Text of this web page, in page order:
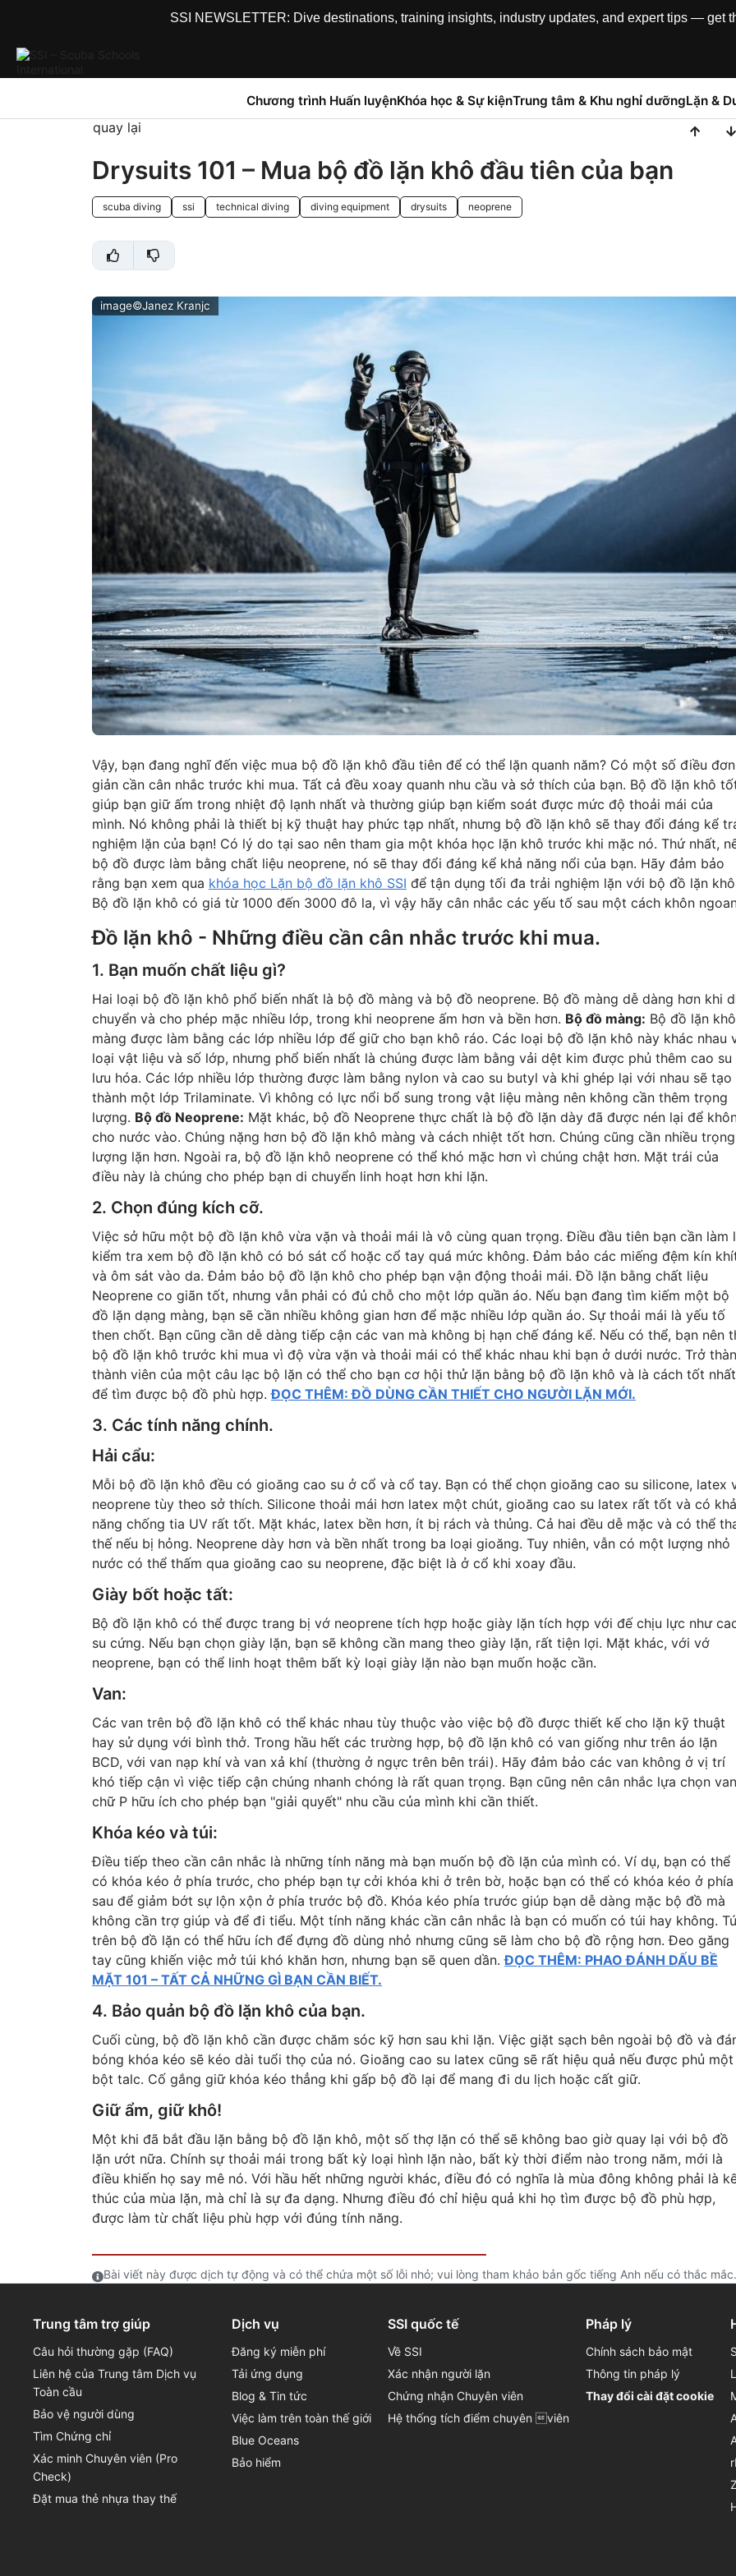
SSI NEWSLETTER: Dive destinations, training insights, industry updates, and expert tips — get
Chương trình Huấn luyệnKhóa học & Sự kiệnTrung tâm & Khu nghỉ dưỡngLặn &
quay lại
Drysuits 101 – Mua bộ đồ lặn khô đầu tiên của bạn
scuba diving ssi technical diving diving equipment drysuits neoprene
image©Janez Kranjc
Vậy, bạn đang nghĩ đến việc mua bộ đồ lặn khô đầu tiên để có thể lặn quanh năm? Có một số điều đơn
giản cần cân nhắc trước khi mua. Tất cả đều xoay quanh nhu cầu và sở thích của bạn. Bộ đồ lặn khô
giúp bạn giữ ấm trong nhiệt độ lạnh nhất và thường giúp bạn kiểm soát được mức độ thoải mái của
mình. Nó không phải là thiết bị kỹ thuật hay phức tạp nhất, nhưng bộ đồ lặn khô sẽ thay đổi đáng kể
nghiệm lặn của bạn! Có lý do tại sao nên tham gia một khóa học lặn khô trước khi mặc nó. Thứ nhất,
bộ đồ được làm bằng chất liệu neoprene, nó sẽ thay đổi đáng kể khả năng nổi của bạn. Hãy đảm bảo
rằng bạn xem qua khóa học Lặn bộ đồ lặn khô SSI để tận dụng tối đa trải nghiệm lặn với bộ đồ lặn
Bộ đồ lặn khô có giá từ 1000 đến 3000 đô la, vì vậy hãy cân nhắc các yếu tố sau một cách khôn
Đồ lặn khô - Những điều cần cân nhắc trước khi mua.
1. Bạn muốn chất liệu gì?
Hai loại bộ đồ lặn khô phổ biến nhất là bộ đồ màng và bộ đồ neoprene. Bộ đồ màng dễ dàng hơn khi
chuyển và cho phép mặc nhiều lớp, trong khi neoprene ấm hơn và bền hơn. Bộ đồ màng: Bộ đồ lặn khô
màng được làm bằng các lớp nhiều lớp để giữ cho bạn khô ráo. Các loại bộ đồ lặn khô này khác nhau
loại vật liệu và số lớp, nhưng phổ biến nhất là chúng được làm bằng vải dệt kim được phủ thêm cao su
lưu hóa. Các lớp nhiều lớp thường được làm bằng nylon và cao su butyl và khi ghép lại với nhau sẽ tạo
thành một lớp Trilaminate. Vì không có lực nổi bổ sung trong vật liệu màng nên không cần thêm trọng
lượng. Bộ đồ Neoprene: Mặt khác, bộ đồ Neoprene thực chất là bộ đồ lặn dày đã được nén lại để
cho nước vào. Chúng nặng hơn bộ đồ lặn khô màng và cách nhiệt tốt hơn. Chúng cũng cần nhiều trọng
lượng lặn hơn. Ngoài ra, bộ đồ lặn khô neoprene có thể khó mặc hơn vì chúng chật hơn. Mặt trái của
điều này là chúng cho phép bạn di chuyển linh hoạt hơn khi lặn.
2. Chọn đúng kích cỡ.
Việc sở hữu một bộ đồ lặn khô vừa vặn và thoải mái là vô cùng quan trọng. Điều đầu tiên bạn cần làm
kiểm tra xem bộ đồ lặn khô có bó sát cổ hoặc cổ tay quá mức không. Đảm bảo các miếng đệm kín
và ôm sát vào da. Đảm bảo bộ đồ lặn khô cho phép bạn vận động thoải mái. Đồ lặn bằng chất liệu
Neoprene co giãn tốt, nhưng vẫn phải có đủ chỗ cho một lớp quần áo. Nếu bạn đang tìm kiếm một bộ
đồ lặn dạng màng, bạn sẽ cần nhiều không gian hơn để mặc nhiều lớp quần áo. Sự thoải mái là yếu tố
then chốt. Bạn cũng cần dễ dàng tiếp cận các van mà không bị hạn chế đáng kể. Nếu có thể, bạn nên
bộ đồ lặn khô trước khi mua vì độ vừa vặn và thoải mái có thể khác nhau khi bạn ở dưới nước. Trở
thành viên của một câu lạc bộ lặn có thể cho bạn cơ hội thử lặn bằng bộ đồ lặn khô và là cách tốt nhất
để tìm được bộ đồ phù hợp.ĐỌC THÊM: ĐỒ DÙNG CẦN THIẾT CHO NGƯỜI LẶN MỚI.
3. Các tính năng chính.
Hải cẩu:
Mỗi bộ đồ lặn khô đều có gioăng cao su ở cổ và cổ tay. Bạn có thể chọn gioăng cao su silicone, latex
neoprene tùy theo sở thích. Silicone thoải mái hơn latex một chút, gioăng cao su latex rất tốt và có khả
năng chống tia UV rất tốt. Mặt khác, latex bền hơn, ít bị rách và thủng. Cả hai đều dễ mặc và có thể
thế nếu bị hỏng. Neoprene dày hơn và bền nhất trong ba loại gioăng. Tuy nhiên, vẫn có một lượng nhỏ
nước có thể thấm qua gioăng cao su neoprene, đặc biệt là ở cổ khi xoay đầu.
Giày bốt hoặc tất:
Bộ đồ lặn khô có thể được trang bị vớ neoprene tích hợp hoặc giày lặn tích hợp với đế chịu lực như
su cứng. Nếu bạn chọn giày lặn, bạn sẽ không cần mang theo giày lặn, rất tiện lợi. Mặt khác, với vớ
neoprene, bạn có thể linh hoạt thêm bất kỳ loại giày lặn nào bạn muốn hoặc cần.
Van:
Các van trên bộ đồ lặn khô có thể khác nhau tùy thuộc vào việc bộ đồ được thiết kế cho lặn kỹ thuật
hay sử dụng với bình thở. Trong hầu hết các trường hợp, bộ đồ lặn khô có van giống như trên áo lặn
BCD, với van nạp khí và van xả khí (thường ở ngực trên bên trái). Hãy đảm bảo các van không ở vị trí
khó tiếp cận vì việc tiếp cận chúng nhanh chóng là rất quan trọng. Bạn cũng nên cân nhắc lựa chọn van
chữ P hữu ích cho phép bạn "giải quyết" nhu cầu của mình khi cần thiết.
Khóa kéo và túi:
Điều tiếp theo cần cân nhắc là những tính năng mà bạn muốn bộ đồ lặn của mình có. Ví dụ, bạn có thể
có khóa kéo ở phía trước, cho phép bạn tự cởi khóa khi ở trên bờ, hoặc bạn có thể có khóa kéo ở phía
sau để giảm bớt sự lộn xộn ở phía trước bộ đồ. Khóa kéo phía trước giúp bạn dễ dàng mặc bộ đồ mà
không cần trợ giúp và để đi tiểu. Một tính năng khác cần cân nhắc là bạn có muốn có túi hay không.
trên bộ đồ lặn có thể hữu ích để đựng đồ dùng nhỏ nhưng cũng sẽ làm cho bộ đồ rộng hơn. Đeo găng
tay cũng khiến việc mở túi khó khăn hơn, nhưng bạn sẽ quen dần.ĐỌC THÊM: PHAO ĐÁNH DẤU BỀ
MẶT 101 – TẤT CẢ NHỮNG GÌ BẠN CẦN BIẾT.
4. Bảo quản bộ đồ lặn khô của bạn.
Cuối cùng, bộ đồ lặn khô cần được chăm sóc kỹ hơn sau khi lặn. Việc giặt sạch bên ngoài bộ đồ và
bóng khóa kéo sẽ kéo dài tuổi thọ của nó. Gioăng cao su latex cũng sẽ rất hiệu quả nếu được phủ
bột talc. Cố gắng giữ khóa kéo thẳng khi gấp bộ đồ lại để mang đi du lịch hoặc cất giữ.
Giữ ẩm, giữ khô!
Một khi đã bắt đầu lặn bằng bộ đồ lặn khô, một số thợ lặn có thể sẽ không bao giờ quay lại với bộ đồ
lặn ướt nữa. Chính sự thoải mái trong bất kỳ loại hình lặn nào, bất kỳ thời điểm nào trong năm, mới là
điều khiến họ say mê nó. Với hầu hết những người khác, điều đó có nghĩa là mùa đông không phải là
thúc của mùa lặn, mà chỉ là sự đa dạng. Nhưng điều đó chỉ hiệu quả khi họ tìm được bộ đồ phù hợp,
được làm từ chất liệu phù hợp với đúng tính năng.
Bài viết này được dịch tự động và có thể chứa một số lỗi nhỏ; vui lòng tham khảo bản gốc tiếng Anh nếu có thắc mắc.
Trung tâm trợ giúp
Câu hỏi thường gặp (FAQ)
Liên hệ của Trung tâm Dịch vụ
Toàn cầu
Bảo vệ người dùng
Tìm Chứng chỉ
Xác minh Chuyên viên (Pro
Check)
Đặt mua thẻ nhựa thay thế
Dịch vụ
Đăng ký miễn phí
Tải ứng dụng
Blog & Tin tức
Việc làm trên toàn thế giới
Blue Oceans
Bảo hiểm
SSI quốc tế
Về SSI
Xác nhận người lặn
Chứng nhận Chuyên viên
Hệ thống tích điểm chuyên viên
Pháp lý
Chính sách bảo mật
Thông tin pháp lý
Thay đổi cài đặt cookie